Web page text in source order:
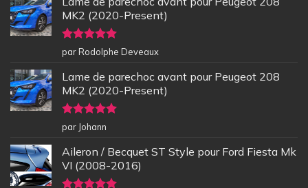
MK2 (2020-Present)
Note5sur
5
par Rodolphe Deveaux
Lame de parechoc avant pour Peugeot 208
MK2 (2020-Present)
Note5sur
5
par Johann
Aileron / Becquet ST Style pour Ford Fiesta Mk
VI (2008-2016)